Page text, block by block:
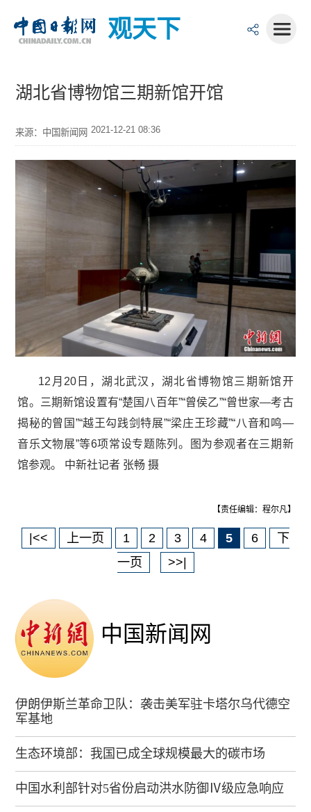
观天下
湖北省博物馆三期新馆开馆
来源：中国新闻网 2021-12-21 08:36
12月20日，湖北武汉，湖北省博物馆三期新馆开
馆。三期新馆设置有“楚国八百年”“曾侯乙”“曾世家—考古
揭秘的曾国”“越王勾践剑特展”“梁庄王珍藏”“八音和鸣—
音乐文物展”等6项常设专题陈列。图为参观者在三期新
馆参观。 中新社记者 张畅 摄
【责任编辑：程尔凡】
|<< 上一页 1 2 3 4 5 6
下
一页
>>|
中国新闻网
伊朗伊斯兰革命卫队：袭击美军驻卡塔尔乌代德空
军基地
生态环境部：我国已成全球规模最大的碳市场
中国水利部针对5省份启动洪水防御Ⅳ级应急响应